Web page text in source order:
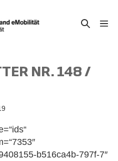
Suche-
NR. 148 /
b516ca4b-797f-7″